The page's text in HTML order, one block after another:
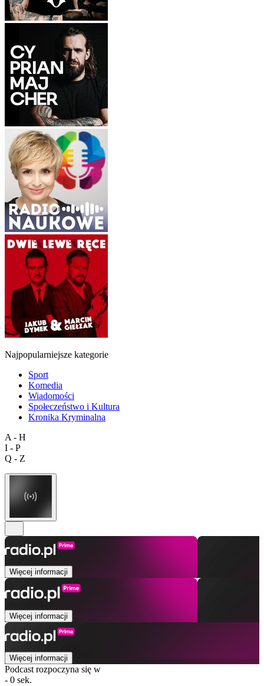
Najpopularniejsze kategorie
Sport
Komedia
Wiadomości
Społeczeństwo i Kultura
Kronika Kryminalna
A - H
I - P
Q - Z
Więcej informacji
Więcej informacji
Więcej informacji
Podcast rozpoczyna się w
- 0 sek.